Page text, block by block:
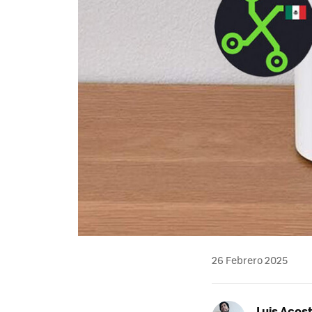
26 Febrero 2025